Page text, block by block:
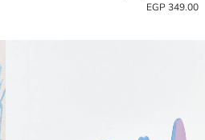
349.00 EGP